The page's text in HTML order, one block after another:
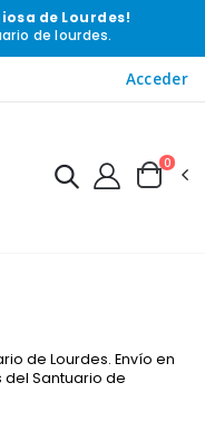
de Lourdes!
de lourdes.
Acceder
0
de Lourdes. Envío en
del Santuario de